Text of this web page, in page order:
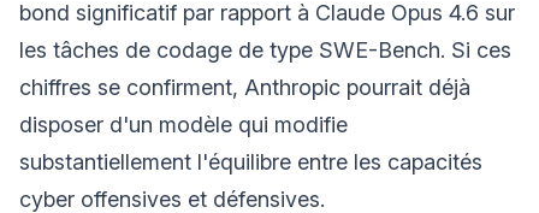
bond significatif par rapport à Claude Opus 4.6 sur
les tâches de codage de type SWE-Bench. Si ces
chiffres se confirment, Anthropic pourrait déjà
disposer d'un modèle qui modifie
substantiellement l'équilibre entre les capacités
cyber offensives et défensives.